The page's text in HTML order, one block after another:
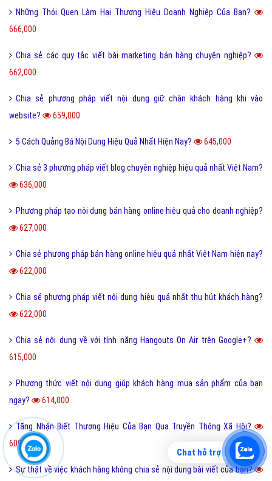
Những Thói Quen Làm Hại Thương Hiệu Doanh Nghiệp Của Bạn?
666,000
Chia sẻ các quy tắc viết bài marketing bán hàng chuyên nghiệp?
662,000
Chia sẻ phương pháp viết nội dung giữ chân khách hàng khi vào
website?
659,000
5 Cách Quảng Bá Nội Dung Hiệu Quả Nhất Hiện Nay? 645,000
Chia sẻ 3 phương pháp viết blog chuyên nghiệp hiệu quả nhất Việt Nam?
636,000
Phương pháp tạo nôi dung bán hàng online hiệu quả cho doanh nghiệp?
627,000
Chia sẻ phương pháp bán hàng online hiệu quả nhất Việt Nam hiện nay?
622,000
Chia sẻ phương pháp viết nội dung hiệu quả nhất thu hút khách hàng?
622,000
Chia sẻ nội dung về với tính năng Hangouts On Air trên Google+?
615,000
Phương thức viết nội dung giúp khách hàng mua sản phẩm của bạn
ngay?
614,000
Tăng Nhận Biết Thương Hiệu Của Bạn Qua Truyền Thông Xã Hội?
609,000
Sự thật về việc khách hàng không chia sẻ nội dung bài viết của bạn?
Chat hỗ trợ